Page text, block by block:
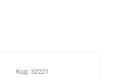
Код: 32221